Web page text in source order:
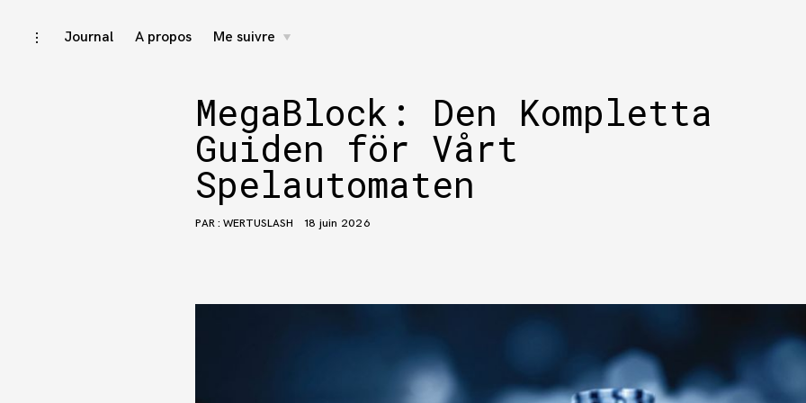
Accéder
activer/désactiver
Journal A propos Me suivre
toggle
MegaBlock: Den Kompletta
Guiden för Vårt
Spelautomaten
PAR : WERTUSLASH 18 juin 2026